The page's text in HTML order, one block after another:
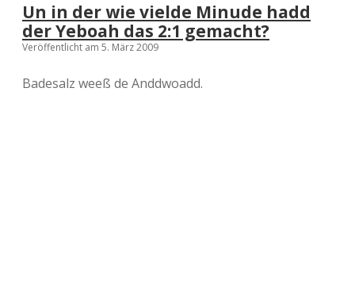
Un in der wie vielde Minude hadd
der Yeboah das 2:1 gemacht?
Veröffentlicht am 5. März 2009
Badesalz weeß de Anddwoadd.